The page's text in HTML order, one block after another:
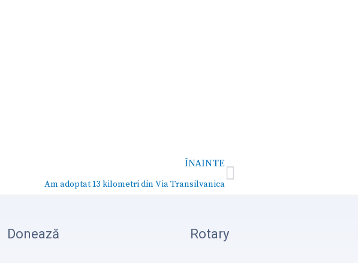
ÎNAINTE
Am adoptat 13 kilometri din Via Transilvanica
Next
Donează Rotary